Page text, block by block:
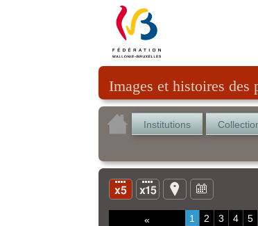
Images et histoires des
Institutions
« 1 2 3 4 5